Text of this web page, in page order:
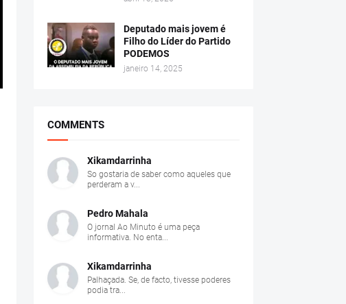
Deputado mais jovem é
Filho do Líder do Partido
PODEMOS
janeiro 14, 2025
COMMENTS
Xikamdarrinha
So gostaria de saber como aqueles que
perderam a v...
Pedro Mahala
O jornal Ao Minuto é uma peça
informativa. No enta...
Xikamdarrinha
Palhaçada. Se, de facto, tivesse poderes
podia tra...